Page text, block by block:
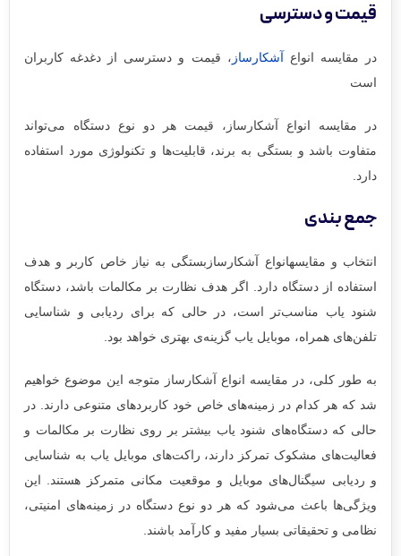
قیمت و دسترسی
در مقایسه‌ انواع آشکارساز ، قیمت و دسترسی از دغدغه کاربران
است
در مقایسه‌ انواع آشکارساز، قیمت هر دو نوع دستگاه می‌تواند
متفاوت باشد و بستگی به برند، قابلیت‌ها و تکنولوژی مورد استفاده
دارد.
جمع بندی
انتخاب و مقایسهانواع آشکارسازبستگی به نیاز خاص کاربر و هدف
استفاده از دستگاه دارد. اگر هدف نظارت بر مکالمات باشد، دستگاه
شنود یاب مناسب‌تر است، در حالی که برای ردیابی و شناسایی
تلفن‌های همراه، موبایل یاب گزینه‌ی بهتری خواهد بود.
به طور کلی، در مقایسه انواع آشکارساز متوجه این موضوع خواهیم
شد که هر کدام در زمینه‌های خاص خود کاربردهای متنوعی دارند. در
حالی که دستگاه‌های شنود یاب بیشتر بر روی نظارت بر مکالمات و
فعالیت‌های مشکوک تمرکز دارند، راکت‌های موبایل یاب به شناسایی
و ردیابی سیگنال‌های موبایل و موقعیت مکانی متمرکز هستند. این
ویژگی‌ها باعث می‌شود که هر دو نوع دستگاه در زمینه‌های امنیتی،
نظامی و تحقیقاتی بسیار مفید و کارآمد باشند.